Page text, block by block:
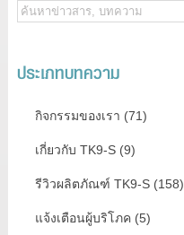
ประเภทบทความ
กิจกรรมของเรา (71)
เกี่ยวกับ TK9-S (9)
รีวิวผลิตภัณฑ์ TK9-S (158)
แจ้งเตือนผู้บริโภค (5)